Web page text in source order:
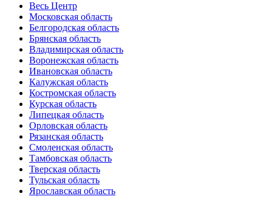
Весь Центр
Московская область
Белгородская область
Брянская область
Владимирская область
Воронежская область
Ивановская область
Калужская область
Костромская область
Курская область
Липецкая область
Орловская область
Рязанская область
Смоленская область
Тамбовская область
Тверская область
Тульская область
Ярославская область